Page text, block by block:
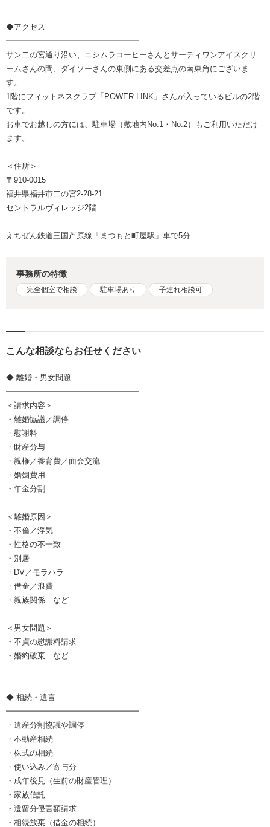
◆アクセス
━━━━━━━━━━━━━━━━━
サン二の宮通り沿い、ニシムラコーヒーさんとサーティワンアイスクリ
ームさんの間、ダイソーさんの東側にある交差点の南東角にございま
す。
1階にフィットネスクラブ「POWER LINK」さんが入っているビルの2階
です。
お車でお越しの方には、駐車場（敷地内No.1・No.2）もご利用いただけ
ます。
＜住所＞
〒910-0015
福井県福井市二の宮2-28-21
セントラルヴィレッジ2階
えちぜん鉄道三国芦原線「まつもと町屋駅」車で5分
事務所の特徴
完全個室で相談 駐車場あり 子連れ相談可
こんな相談ならお任せください
◆ 離婚・男女問題
━━━━━━━━━━━━━━━━━
＜請求内容＞
・離婚協議／調停
・慰謝料
・財産分与
・親権／養育費／面会交流
・婚姻費用
・年金分割
＜離婚原因＞
・不倫／浮気
・性格の不一致
・別居
・DV／モラハラ
・借金／浪費
・親族関係 など
＜男女問題＞
・不貞の慰謝料請求
・婚約破棄 など
◆ 相続・遺言
━━━━━━━━━━━━━━━━━
・遺産分割協議や調停
・不動産相続
・株式の相続
・使い込み／寄与分
・成年後見（生前の財産管理）
・家族信託
・遺留分侵害額請求
・相続放棄（借金の相続）